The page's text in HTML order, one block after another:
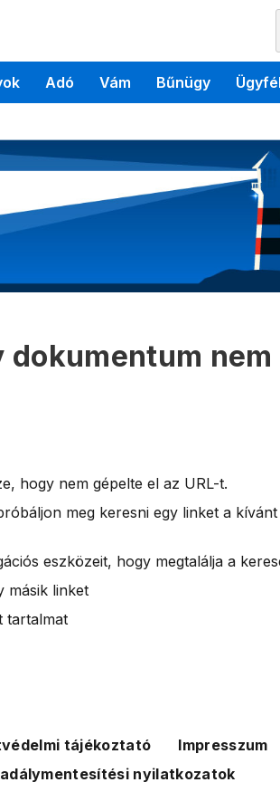
Adó Vám Bűnügy
nem
hogy nem gépelte el az URL-t.
meg keresni egy linket a
eszközeit, hogy megtalálja a
másik linket
tartalmat
tájékoztató Impresszum
nyilatkozatok